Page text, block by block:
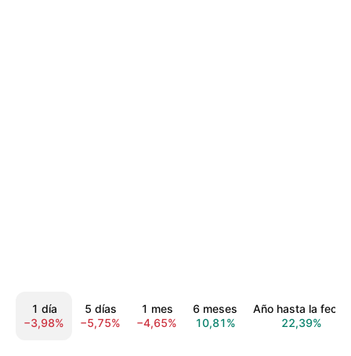
1 día
−3,98%
5 días
−5,75%
1 mes
−4,65%
6 meses
10,81%
Año hasta la fecha
22,39%